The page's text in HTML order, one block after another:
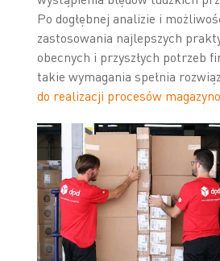
Po dogłębnej analizie i
zastosowania najlepszych
obecnych i przyszłych potrzeb
takie wymagania spełnia
do realizacji procesów